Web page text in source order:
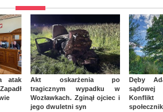
atak
Akt oskarżenia po
tragicznym wypadku w
Wozławkach. Zginął ojciec i
jego dwuletni syn
Dęby